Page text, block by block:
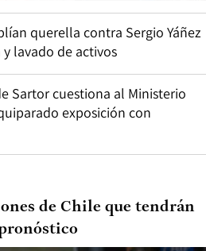
querella contra Sergio Yáñez
lavado de activos
Sartor cuestiona al Ministerio
exposición con
de Chile que tendrán